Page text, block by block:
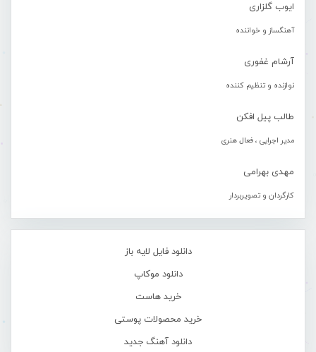
ایوب گلزاری
آهنگساز و خواننده
آرشام غفوری
نوازنده و تنظیم کننده
طالب پیل افکن
مدیر اجرایی ، فعال هنری
مهدی بهرامی
کارگردان و تصویربردار
دانلود فایل لایه باز
دانلود موکاپ
خرید هاست
خرید محصولات پوستی
دانلود آهنگ جدید